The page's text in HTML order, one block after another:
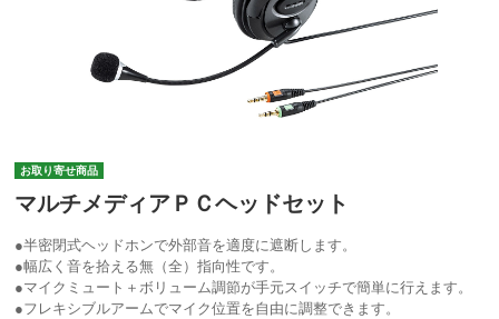
お取り寄せ商品
マルチメディアＰＣヘッドセット
●半密閉式ヘッドホンで外部音を適度に遮断します。
●幅広く音を拾える無（全）指向性です。
●マイクミュート＋ボリューム調節が手元スイッチで簡単に行えます。
●フレキシブルアームでマイク位置を自由に調整できます。